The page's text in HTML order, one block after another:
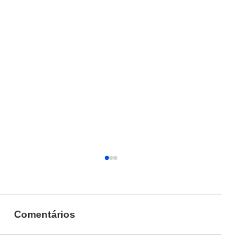
Comentários